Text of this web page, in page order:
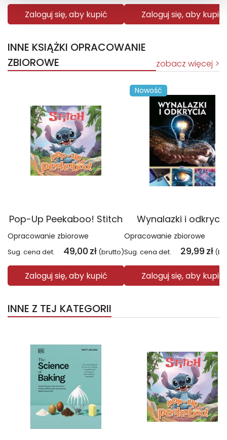
Zaloguj się, aby kupić Zaloguj się, aby kupić
INNE KSIĄŻKI OPRACOWANIE
ZBIOROWE
zobacz więcej
Pop-Up Peekaboo! Stitch
Opracowanie zbiorowe
Sug. cena det. 49,00 zł (brutto)
Zaloguj się, aby kupić
Nowość
Wynalazki i
Opracowanie zbiorowe
Sug. cena det. 29,99 zł
Zaloguj się, aby kupić
INNE Z TEJ KATEGORII